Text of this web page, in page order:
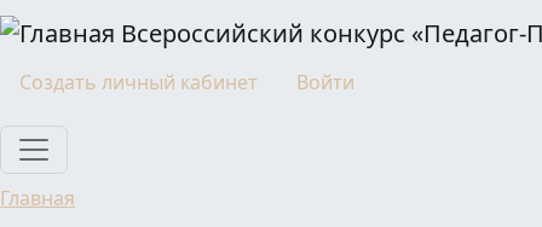
Перейти к основному содержанию
Всероссийский конкурс «Педагог-
Моя учетная запись
Создать личный кабинет Войти
Главная